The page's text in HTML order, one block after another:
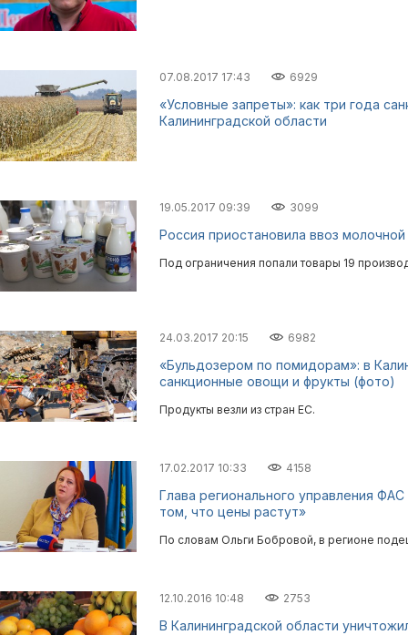
07.08.2017 17:43 6929
«Условные запреты»: как три года
Калининградской области
19.05.2017 09:39 3099
Россия приостановила ввоз
Под ограничения попали товары 19
24.03.2017 20:15 6982
«Бульдозером по помидорам»: в
санкционные овощи и фрукты (фото)
Продукты везли из стран ЕС.
17.02.2017 10:33 4158
Глава регионального управления
том, что цены растут»
По словам Ольги Бобровой, в регионе
12.10.2016 10:48 2753
В Калининградской области